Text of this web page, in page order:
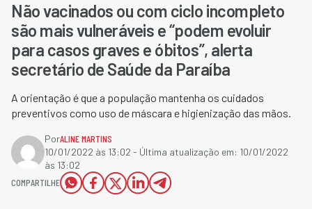
Não vacinados ou com ciclo incompleto
são mais vulneráveis e “podem evoluir
para casos graves e óbitos”, alerta
secretário de Saúde da Paraíba
A orientação é que a população mantenha os cuidados
preventivos como uso de máscara e higienização das mãos.
PorALINE MARTINS
10/01/2022 às 13:02 - Última atualização em: 10/01/2022
às 13:02
COMPARTILHE